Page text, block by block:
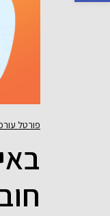
פורטל